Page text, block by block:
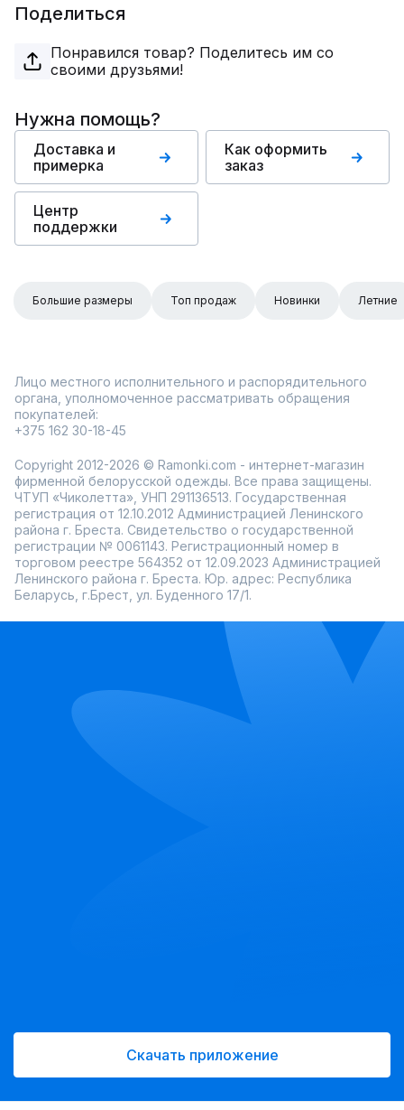
Поделиться
Понравился товар? Поделитесь им со
своими друзьями!
Нужна помощь?
Доставка и
примерка
Как оформить
заказ
Центр
поддержки
Большие размеры Топ продаж Новинки Летние
Лицо местного исполнительного и распорядительного
органа, уполномоченное рассматривать обращения
покупателей:
+375 162 30-18-45
Copyright 2012-2026 © Ramonki.com - интернет-магазин
фирменной белорусской одежды. Все права защищены.
ЧТУП «Чиколетта», УНП 291136513. Государственная
регистрация от 12.10.2012 Администрацией Ленинского
района г. Бреста. Свидетельство о государственной
регистрации № 0061143. Регистрационный номер в
торговом реестре 564352 от 12.09.2023 Администрацией
Ленинского района г. Бреста. Юр. адрес: Республика
Беларусь, г.Брест, ул. Буденного 17/1.
Скачать приложение